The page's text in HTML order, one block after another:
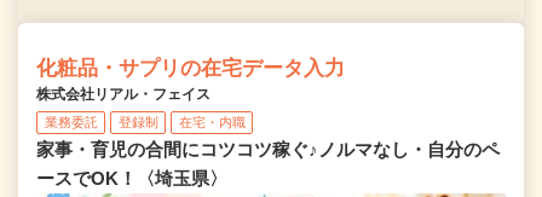
化粧品・サプリの在宅データ入力
株式会社リアル・フェイス
業務委託 登録制 在宅・内職
家事・育児の合間にコツコツ稼ぐ♪ノルマなし・自分のペ
ースでOK！〈埼玉県〉